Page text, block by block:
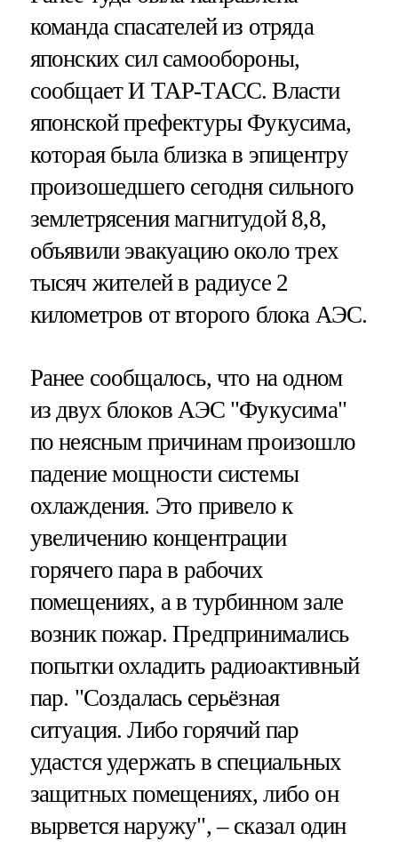
команда спасателей из отряда
японских сил самообороны,
сообщает И ТАР-ТАСС. Власти
японской префектуры Фукусима,
которая была близка в эпицентру
произошедшего сегодня сильного
землетрясения магнитудой 8,8,
объявили эвакуацию около трех
тысяч жителей в радиусе 2
километров от второго блока АЭС.
Ранее сообщалось, что на одном
из двух блоков АЭС "Фукусима"
по неясным причинам произошло
падение мощности системы
охлаждения. Это привело к
увеличению концентрации
горячего пара в рабочих
помещениях, а в турбинном зале
возник пожар. Предпринимались
попытки охладить радиоактивный
пар. "Создалась серьёзная
ситуация. Либо горячий пар
удастся удержать в специальных
защитных помещениях, либо он
вырвется наружу", – сказал один